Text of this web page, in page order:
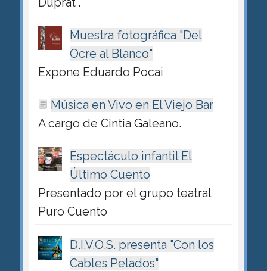
Muestra fotográfica "Del
Ocre al Blanco"
Expone Eduardo Pocai
Música en Vivo en El Viejo Bar
A cargo de Cintia Galeano.
Espectáculo infantil El
Último Cuento
Presentado por el grupo teatral
Puro Cuento
D.I.V.O.S. presenta "Con los
Cables Pelados"